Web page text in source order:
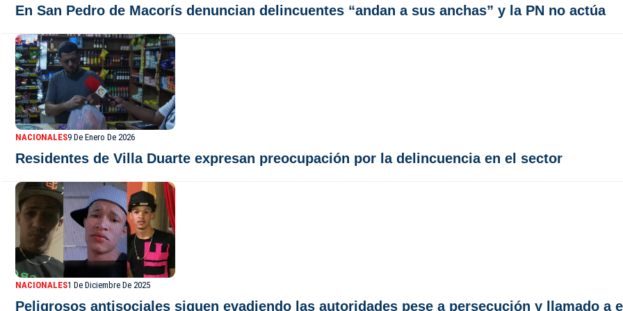
En San Pedro de Macorís denuncian delincuentes “andan a sus anchas” y la PN no actúa
NACIONALES9 De Enero De 2026
Residentes de Villa Duarte expresan preocupación por la delincuencia en el sector
NACIONALES1 De Diciembre De 2025
Peligrosos antisociales siguen evadiendo las autoridades pese a persecución y llamado a